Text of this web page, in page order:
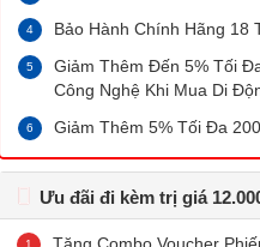
Bảo Hành Chính Hãng 18
Giảm Thêm Đến 5% Tối
Công Nghệ Khi Mua Di
Giảm Thêm 5% Tối Đa
Ưu đãi đi kèm trị giá